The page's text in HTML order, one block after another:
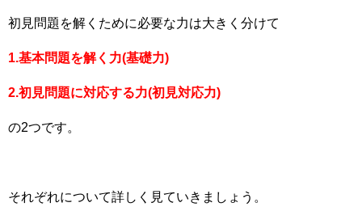
初見問題を解くために必要な力は大きく分けて
1.基本問題を解く力(基礎力)
2.初見問題に対応する力(初見対応力)
の2つです。
それぞれについて詳しく見ていきましょう。